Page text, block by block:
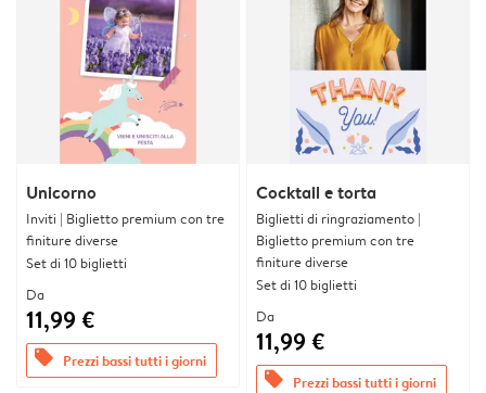
Unicorno
Inviti | Biglietto premium con tre
finiture diverse
Set di 10 biglietti
Da
11,99 €
offers Prezzi bassi tutti i giorni
Cocktail e torta
Biglietti di ringraziamento |
Biglietto premium con tre
finiture diverse
Set di 10 biglietti
Da
11,99 €
offers Prezzi bassi tutti i giorni